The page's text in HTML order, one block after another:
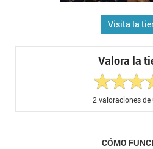
Visita la
Valora la
2 valoraciones de
CÓMO